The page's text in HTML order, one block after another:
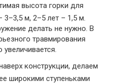
высота горки для
3–3,5 м, 2–5 лет – 1,5 м.
делать не нужно. В
травмирования
увеличивается.
конструкции, делаем
широкими ступеньками